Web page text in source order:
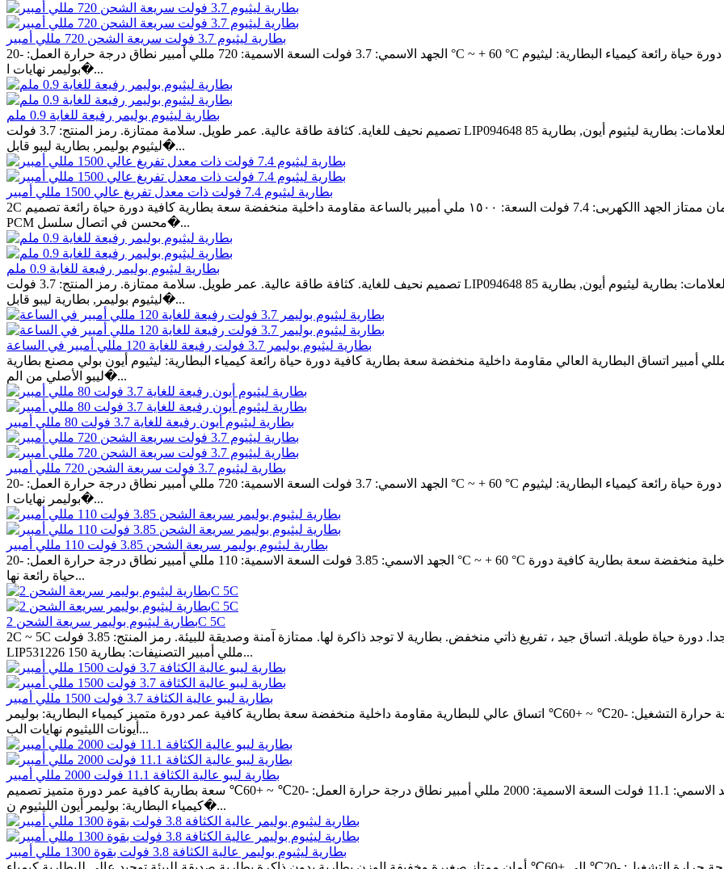
بطارية ليثيوم 3.7 فولت سريعة الشحن 720 مللي أمبير
الجهد الاسمي: 3.7 فولت السعة الاسمية: 720 مللي أمبير نطاق درجة حرارة العمل: -20 °C ~ + 60 °C اتساق البطارية العالي مقاومة داخلية منخفضة سعة بطارية كافية دورة حياة رائعة كيمياء البطارية: ليثيوم
بوليمر نهايات ا�...
بطارية ليثيوم بوليمر رفيعة للغاية 0.9 ملم
تصميم نحيف للغاية. كثافة طاقة عالية. عمر طويل. سلامة ممتازة. رمز المنتج: 3.7 فولت LIP094648 85 مللي أمبير التصنيفات: بطارية ليثيوم بوليمر, بطارية رقيقة جدا العلامات: بطارية ليثيوم أيون, بطارية
ليثيوم بوليمر, بطارية ليبو قابل�...
بطارية ليثيوم 7.4 فولت ذات معدل تفريغ عالي 1500 مللي أمبير
2C التفريغ السريع تيار تفريغ عالي مستمر ، مقاومة داخلية منخفضة ، أمان ممتاز الجهد االكهربى: 7.4 فولت السعة: ١٥٠٠ ملي أمبير بالساعة مقاومة داخلية منخفضة سعة بطارية كافية دورة حياة رائعة تصميم
PCM محسن في اتصال سلسل�...
بطارية ليثيوم بوليمر رفيعة للغاية 0.9 ملم
تصميم نحيف للغاية. كثافة طاقة عالية. عمر طويل. سلامة ممتازة. رمز المنتج: 3.7 فولت LIP094648 85 مللي أمبير التصنيفات: بطارية ليثيوم بوليمر, بطارية رقيقة جدا العلامات: بطارية ليثيوم أيون, بطارية
ليثيوم بوليمر, بطارية ليبو قابل�...
بطارية ليثيوم بوليمر 3.7 فولت رفيعة للغاية 120 مللي أمبير في الساعة
نحيف للغاية. الجهد الاسمي: 3.7 فولت السعة الاسمية: 120 مللي أمبير اتساق البطارية العالي مقاومة داخلية منخفضة سعة بطارية كافية دورة حياة رائعة كيمياء البطارية: ليثيوم أيون بولي مصنع بطارية
ليبو الأصلي من الم�...
بطارية ليثيوم أيون رفيعة للغاية 3.7 فولت 80 مللي أمبير
بطارية ليثيوم 3.7 فولت سريعة الشحن 720 مللي أمبير
الجهد الاسمي: 3.7 فولت السعة الاسمية: 720 مللي أمبير نطاق درجة حرارة العمل: -20 °C ~ + 60 °C اتساق البطارية العالي مقاومة داخلية منخفضة سعة بطارية كافية دورة حياة رائعة كيمياء البطارية: ليثيوم
بوليمر نهايات ا�...
بطارية ليثيوم بوليمر سريعة الشحن 3.85 فولت 110 مللي أمبير
الجهد الاسمي: 3.85 فولت السعة الاسمية: 110 مللي أمبير نطاق درجة حرارة العمل: -20 °C ~ + 60 °C كيمياء البطارية: ليثيوم أيون بوليمر اتساق البطارية العالي مقاومة داخلية منخفضة سعة بطارية كافية دورة
حياة رائعة نها...
بطارية ليثيوم بوليمر سريعة الشحن 2C 5C
2C ~ 5C بطارية شحن سريع. اشحن 70٪ من السعة في وقت قصير جدا. دورة حياة طويلة. اتساق جيد ، تفريغ ذاتي منخفض. بطارية لا توجد ذاكرة لها. ممتازة آمنة وصديقة للبيئة. رمز المنتج: 3.85 فولت
LIP531226 150 مللي أمبير التصنيفات: بطارية...
بطارية ليبو عالية الكثافة 3.7 فولت 1500 مللي أمبير
الجهد الاسمي: 3.7 فولت السعة الاسمية: 1500 مللي أمبير نطاق درجة حرارة التشغيل: -20℃ ~ +60℃ اتساق عالي للبطارية مقاومة داخلية منخفضة سعة بطارية كافية عمر دورة متميز كيمياء البطارية: بوليمر
أيونات الليثيوم نهايات الب...
بطارية ليبو عالية الكثافة 11.1 فولت 2000 مللي أمبير
الجهد الاسمي: 11.1 فولت السعة الاسمية: 2000 مللي أمبير نطاق درجة حرارة العمل: -20℃ ~ +60℃ سعة بطارية كافية عمر دورة متميز تصميم PCM محسن الاتصال في تسلسل أو توصيل موازي مسموح به
كيمياء البطارية: بوليمر أيون الليثيوم ن�...
بطارية ليثيوم بوليمر عالية الكثافة 3.8 فولت بقوة 1300 مللي أمبير